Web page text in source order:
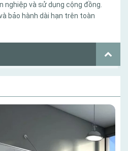
nghiệp và sử dụng cộng đồng.
bảo hành dài hạn trên toàn